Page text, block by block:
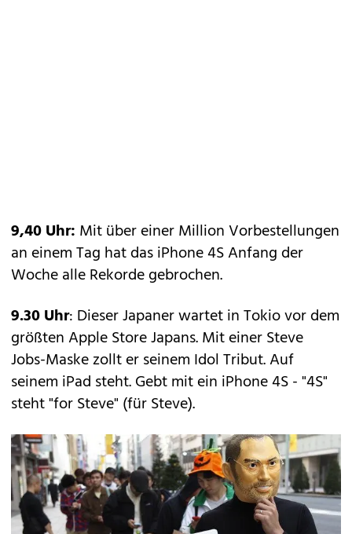
9,40 Uhr: Mit übereiner Million Vorbestellungen
an einem Tag hat das iPhone 4S Anfang der
Woche alle Rekorde gebrochen.
9.30 Uhr: Dieser Japaner wartet in Tokio vor dem
größten Apple Store Japans. Mit einer Steve
Jobs-Maske zollt er seinem Idol Tribut. Auf
seinem iPad steht. Gebt mit ein iPhone 4S - "4S"
steht "for Steve" (für Steve).